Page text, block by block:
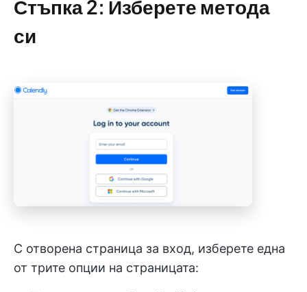
Стъпка 2: Изберете метода
си
С отворена страница за вход, изберете една
от трите опции на страницата: